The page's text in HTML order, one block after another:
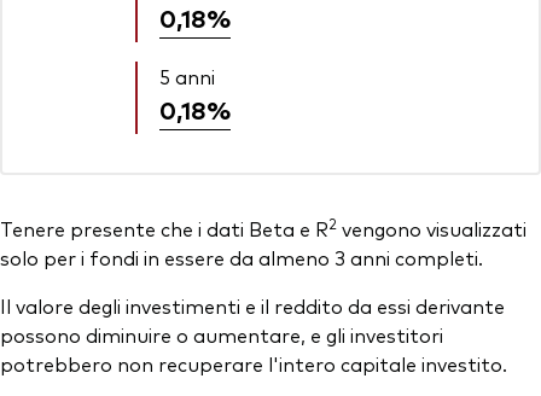
0,18%
5 anni
0,18%
Tenere presente che i dati Beta e R2 vengono visualizzati
solo per i fondi in essere da almeno 3 anni completi.
Il valore degli investimenti e il reddito da essi derivante
possono diminuire o aumentare, e gli investitori
potrebbero non recuperare l'intero capitale investito.